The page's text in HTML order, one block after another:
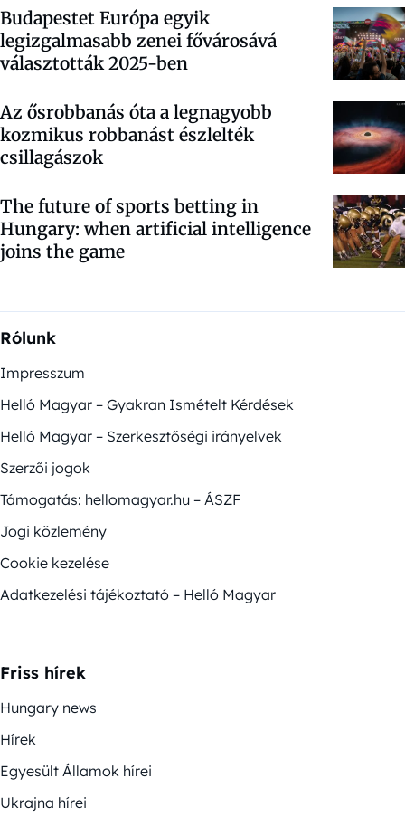
Budapestet Európa egyik
legizgalmasabb zenei fővárosává
választották 2025-ben
Az ősrobbanás óta a legnagyobb
kozmikus robbanást észlelték
csillagászok
The future of sports betting in
Hungary: when artificial intelligence
joins the game
Rólunk
Impresszum
Helló Magyar – Gyakran Ismételt Kérdések
Helló Magyar – Szerkesztőségi irányelvek
Szerzői jogok
Támogatás: hellomagyar.hu – ÁSZF
Jogi közlemény
Cookie kezelése
Adatkezelési tájékoztató – Helló Magyar
Friss hírek
Hungary news
Hírek
Egyesült Államok hírei
Ukrajna hírei